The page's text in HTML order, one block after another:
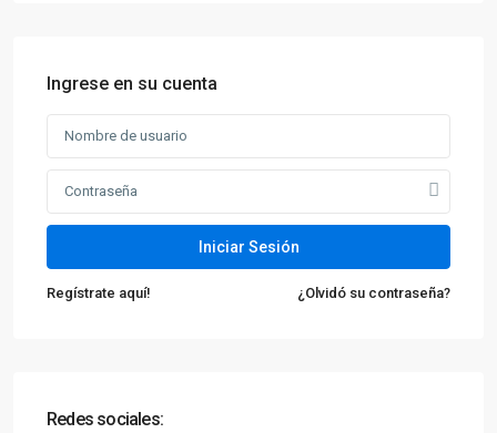
Ingrese en su cuenta
Iniciar Sesión
Regístrate aquí! ¿Olvidó su contraseña?
Redes sociales: